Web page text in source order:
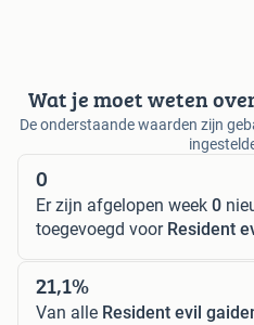
Wat je moet weten
De onderstaande waarden zijn
0
Er zijn afgelopen week 0
toegevoegd voor Resident
21,1%
Van alle Resident evil